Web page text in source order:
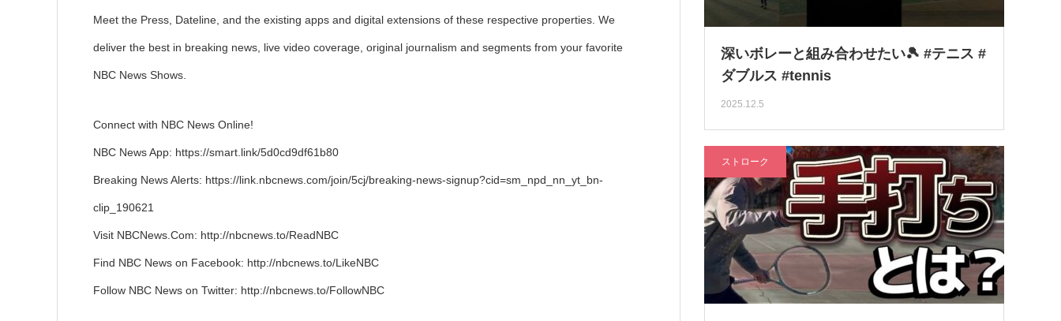
Meet the Press, Dateline, and the existing apps and digital extensions of these respective properties. We
deliver the best in breaking news, live video coverage, original journalism and segments from your favorite
NBC News Shows.
Connect with NBC News Online!
NBC News App: https://smart.link/5d0cd9df61b80
Breaking News Alerts: https://link.nbcnews.com/join/5cj/breaking-news-signup?cid=sm_npd_nn_yt_bn-
clip_190621
Visit NBCNews.Com: http://nbcnews.to/ReadNBC
Find NBC News on Facebook: http://nbcnews.to/LikeNBC
Follow NBC News on Twitter: http://nbcnews.to/FollowNBC
深いボレーと組み合わせたい🎾 #テニス #
ダブルス #tennis
2025.12.5
ストローク